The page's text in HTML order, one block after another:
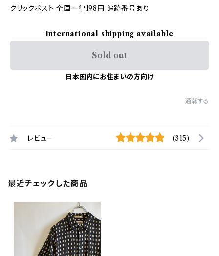
クリックポスト 全国一律198円 追跡番号あり
International shipping available
Sold out
日本国内にお住まいの方向け
通報する
レビュー (315)
最近チェックした商品